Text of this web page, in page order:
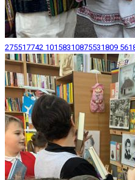
275517742 10158310875531809